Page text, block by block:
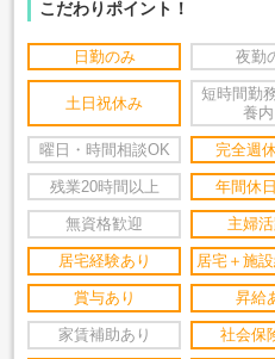
こだわりポイント！
日勤のみ 夜勤
土日祝休み
短時間勤
養内
曜日・時間相談OK 完全週
残業20時間以上 年間休
無資格歓迎 主婦
居宅経験あり 居宅＋施
賞与あり 昇給
家賃補助あり 社会保